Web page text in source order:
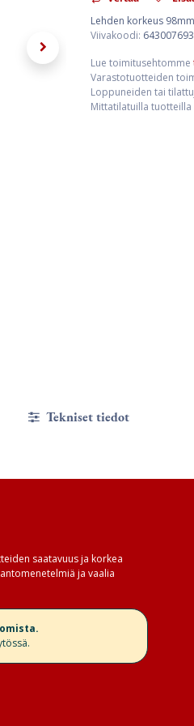
Lehden korkeus
Viivakoodi:
Lue toimitusehtomme
Varastotuotteiden
Loppuneiden tai
Mittatilatuilla
Tekniset tiedot
saatavuus ja korkea
ja vaalia